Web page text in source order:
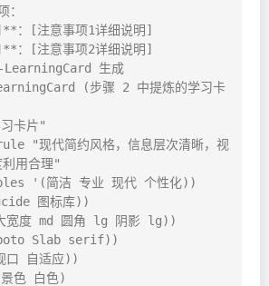
：
：[注意事项1详细说明]
：[注意事项2详细说明]
LearningCard 生成
(步骤 2 中提炼的学习卡
卡片"
"现代简约风格，信息层次清晰，视
利用合理"
'(简洁 专业 现代 个性化))
图标库))
宽度 md 圆角 lg 阴影 lg))
Slab serif))
口 自适应))
色 白色)